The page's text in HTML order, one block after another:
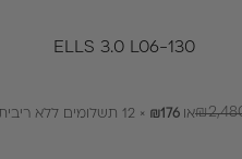
ELLS 3.0 L06-130
או₪176 × 12 תשלומים ללא ריבית